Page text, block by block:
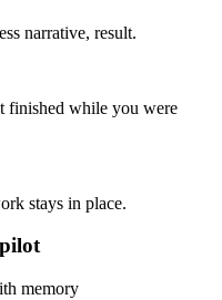
narrative, result.
finished while you were
stays in place.
memory